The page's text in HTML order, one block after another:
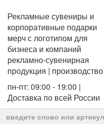
Рекламные сувениры и
корпоративные подарки
мерч с логотипом для
бизнеса и компаний
рекламно-сувенирная
продукция | производство
пн-пт: 09:00 - 19:00 |
Доставка по всей России